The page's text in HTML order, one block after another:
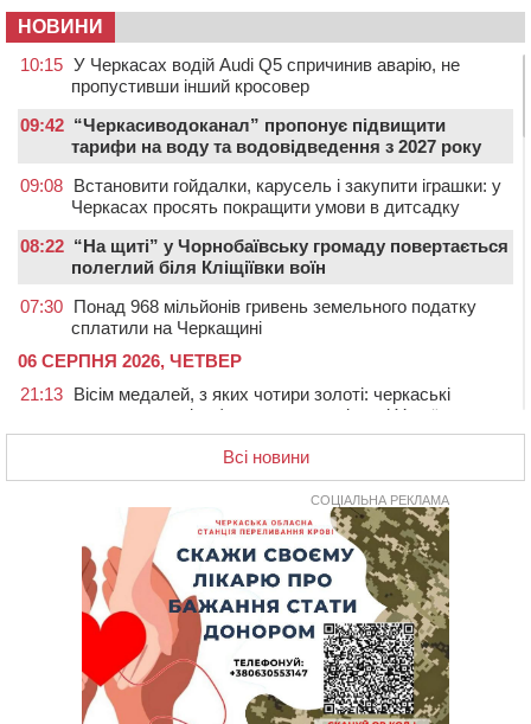
НОВИНИ
10:15 У Черкасах водій Audi Q5 спричинив аварію, не
пропустивши інший кросовер
09:42 “Черкасиводоканал” пропонує підвищити
тарифи на воду та водовідведення з 2027 року
09:08 Встановити гойдалки, карусель і закупити іграшки: у
Черкасах просять покращити умови в дитсадку
08:22 “На щиті” у Чорнобаївську громаду повертається
полеглий біля Кліщіївки воїн
07:30 Понад 968 мільйонів гривень земельного податку
сплатили на Черкащині
06 СЕРПНЯ 2026, ЧЕТВЕР
21:13 Вісім медалей, з яких чотири золоті: черкаські
спортсмени тріумфували на чемпіонаті України
На Черкащині спека протримається ще день
20:00 Педагогів Черкас запрошують на зустріч із
переможцем Global Teacher Prize Ukraine 2023
У Черкасах водійка протаранила Duster, коли
здавала назад
На Черкащині з початку року зросла кількість
постраждалих від укусів тварин
Черкаська тренувальна квартира стала прикладом
для громад з усієї України
ЧНУ увійшов до 50 найпопулярніших вишів України
Всі новини
СОЦІАЛЬНА РЕКЛАМА